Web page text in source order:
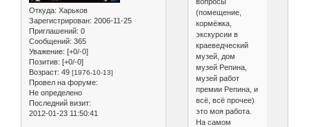
Откуда: Харьков
Зарегистрирован: 2006-11-25
Приглашений: 0
Сообщений: 365
Уважение: [+0/-0]
Позитив: [+0/-0]
Возраст: 49 [1976-10-13]
Провел на форуме:
Не определено
Последний визит:
2012-01-23 11:50:41
(помещение,
кормёжка,
экскурсии в
краеведческий
музей, дом
музей Репина,
музей работ
премии Репина, и
всё, всё прочее)
это моя работа.
На самом